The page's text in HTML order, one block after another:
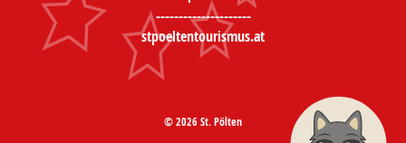
---------------------
stpoeltentourismus.at
© 2026 St. Pölten